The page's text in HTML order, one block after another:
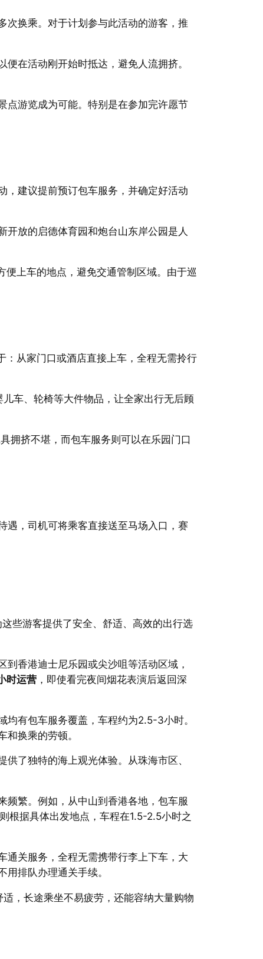
次换乘。对于计划参与此活动的游客，推
在活动刚开始时抵达，避免人流拥挤。
点游览成为可能。特别是在参加完许愿节
，建议提前预订包车服务，并确定好活动
放的启德体育园和炮台山东岸公园是人
上车的地点，避免交通管制区域。由于巡
从家门口或酒店直接上车，全程无需拎行
车、轮椅等大件物品，让全家出行无后顾
拥挤不堪，而包车服务则可以在乐园门口
遇，司机可将乘客直接送至马场入口，赛
些游客提供了安全、舒适、高效的出行选
香港迪士尼乐园或尖沙咀等活动区域，
时运营 ，即使看完夜间烟花表演后返回深
有包车服务覆盖，车程约为2.5-3小时。
换乘的劳顿。
了独特的海上观光体验。从珠海市区、
频繁。例如，从中山到香港各地，包车服
根据具体出发地点，车程在1.5-2.5小时之
通关服务，全程无需携带行李上下车，大
排队办理通关手续。
，长途乘坐不易疲劳，还能容纳大量购物